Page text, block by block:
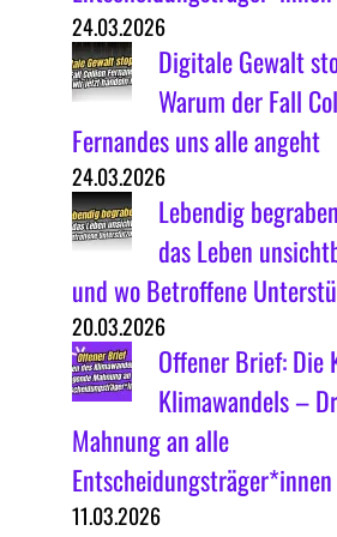
24.03.2026
Digitale Gewalt
Warum der Fall
Fernandes uns alle angeht
24.03.2026
Lebendig
das Leben
und wo Betroffene
20.03.2026
Offener Brief: Die
Klimawandels –
Mahnung an alle
Entscheidungsträger*innen
11.03.2026